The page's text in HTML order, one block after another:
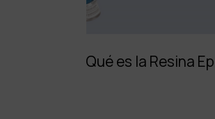
Qué es la Resina